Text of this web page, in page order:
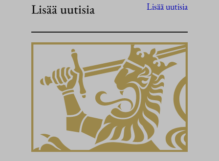
Lisää uutisia Lisää uutisia